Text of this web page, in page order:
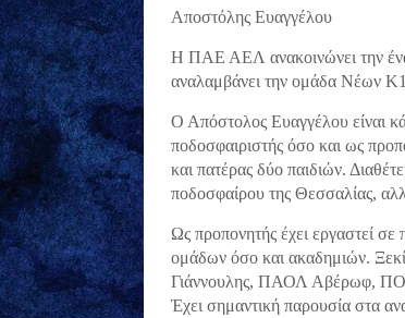
Αποστόλης Ευαγγέλου
Η ΠΑΕ ΑΕΛ ανακοινώνει την
αναλαμβάνει την ομάδα Νέων
Ο Απόστολος Ευαγγέλου είναι
ποδοσφαιριστής όσο και ως
και πατέρας δύο παιδιών.
ποδοσφαίρου της Θεσσαλίας,
Ως προπονητής έχει εργαστεί
ομάδων όσο και ακαδημιών.
Γιάννουλης, ΠΑΟΛ Αβέρωφ, ΠΟΕ
Έχει σημαντική παρουσία στα